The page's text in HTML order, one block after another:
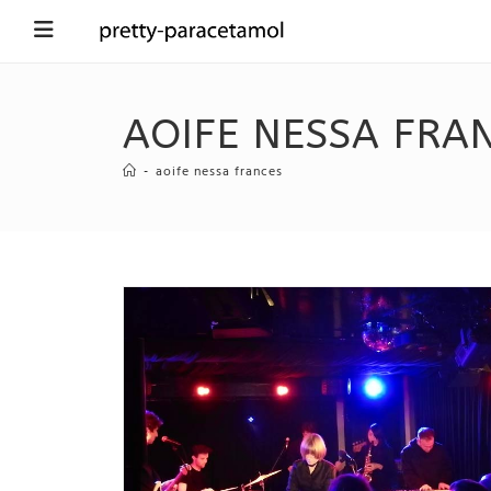
AOIFE NESSA
- aoife nessa frances